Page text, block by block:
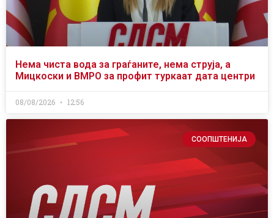
Нема чиста вода за граѓаните, нема струја, а
Мицкоски и ВМРО за профит туркаат дата центри
08/08/2026 12:56
СООПШТЕНИЈА